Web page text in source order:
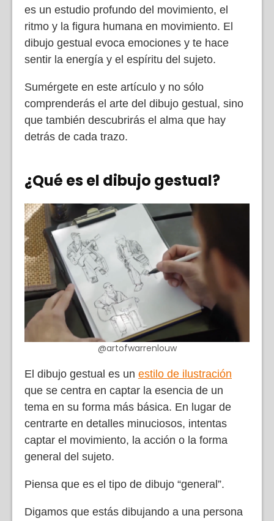
es un estudio profundo del movimiento, el
ritmo y la figura humana en movimiento. El
dibujo gestual evoca emociones y te hace
sentir la energía y el espíritu del sujeto.
Sumérgete en este artículo y no sólo
comprenderás el arte del dibujo gestual, sino
que también descubrirás el alma que hay
detrás de cada trazo.
¿Qué es el dibujo gestual?
@artofwarrenlouw
El dibujo gestual es un estilo de ilustración
que se centra en captar la esencia de un
tema en su forma más básica. En lugar de
centrarte en detalles minuciosos, intentas
captar el movimiento, la acción o la forma
general del sujeto.
Piensa que es el tipo de dibujo “general”.
Digamos que estás dibujando a una persona